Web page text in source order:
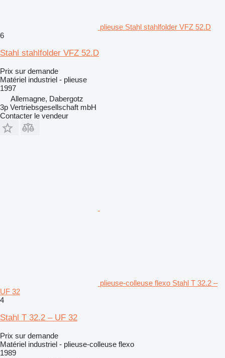
plieuse Stahl stahlfolder VFZ 52.D
6
Stahl stahlfolder VFZ 52.D
Prix sur demande
Matériel industriel - plieuse
1997
Allemagne, Dabergotz
3p Vertriebsgesellschaft mbH
Contacter le vendeur
plieuse-colleuse flexo Stahl T 32.2 –
UF 32
4
Stahl T 32.2 – UF 32
Prix sur demande
Matériel industriel - plieuse-colleuse flexo
1989